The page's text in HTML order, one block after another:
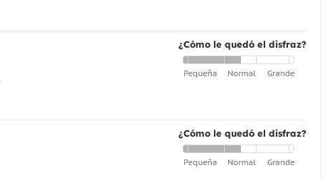
¿Cómo le quedó el disfraz?
¿Cómo le quedó el disfraz?